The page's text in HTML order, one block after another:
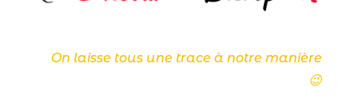
On laisse tous une trace à notre manière
😉